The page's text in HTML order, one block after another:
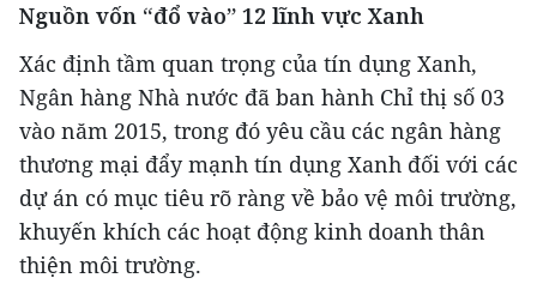
Nguồn vốn “đổ vào” 12 lĩnh vực Xanh
Xác định tầm quan trọng của tín dụng Xanh,
Ngân hàng Nhà nước đã ban hành Chỉ thị số 03
vào năm 2015, trong đó yêu cầu các ngân hàng
thương mại đẩy mạnh tín dụng Xanh đối với các
dự án có mục tiêu rõ ràng về bảo vệ môi trường,
khuyến khích các hoạt động kinh doanh thân
thiện môi trường.